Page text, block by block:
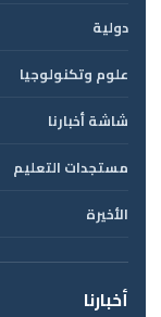
دولية
علوم وتكنولوجيا
شاشة أخبارنا
مستجدات التعليم
الأخيرة
أخبارنا